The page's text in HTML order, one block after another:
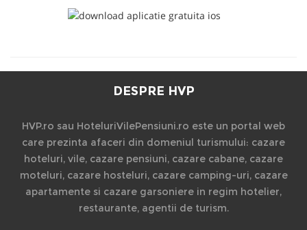
DESPRE HVP
HVP.ro sau HoteluriVilePensiuni.ro este un portal web
care prezinta afaceri din domeniul turismului: cazare
hoteluri, vile, cazare pensiuni, cazare cabane, cazare
moteluri, cazare hosteluri, cazare camping-uri, cazare
apartamente si cazare garsoniere in regim hotelier,
restaurante, agentii de turism.